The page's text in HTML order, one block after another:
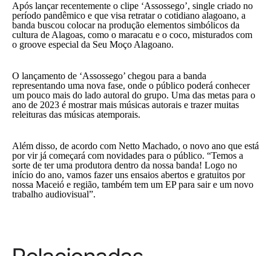
Após lançar recentemente o clipe ‘Assossego’, single criado no
período pandêmico e que visa retratar o cotidiano alagoano, a
banda buscou colocar na produção elementos simbólicos da
cultura de Alagoas, como o maracatu e o coco, misturados com
o groove especial da Seu Moço Alagoano.
O lançamento de ‘Assossego’ chegou para a banda
representando uma nova fase, onde o público poderá conhecer
um pouco mais do lado autoral do grupo. Uma das metas para o
ano de 2023 é mostrar mais músicas autorais e trazer muitas
releituras das músicas atemporais.
Além disso, de acordo com Netto Machado, o novo ano que está
por vir já começará com novidades para o público. “Temos a
sorte de ter uma produtora dentro da nossa banda! Logo no
início do ano, vamos fazer uns ensaios abertos e gratuitos por
nossa Maceió e região, também tem um EP para sair e um novo
trabalho audiovisual”.